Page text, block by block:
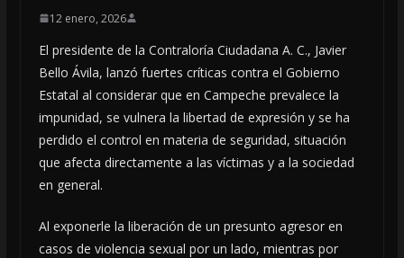
12 enero, 2026
El presidente de la Contraloría Ciudadana A. C., Javier
Bello Ávila, lanzó fuertes críticas contra el Gobierno
Estatal al considerar que en Campeche prevalece la
impunidad, se vulnera la libertad de expresión y se ha
perdido el control en materia de seguridad, situación
que afecta directamente a las víctimas y a la sociedad
en general.
Al exponerle la liberación de un presunto agresor en
casos de violencia sexual por un lado, mientras por